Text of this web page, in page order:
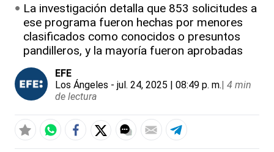
La investigación detalla que 853 solicitudes a
ese programa fueron hechas por menores
clasificados como conocidos o presuntos
pandilleros, y la mayoría fueron aprobadas
EFE
Los Ángeles - jul. 24, 2025 | 08:49 p. m.| 4 min
de lectura